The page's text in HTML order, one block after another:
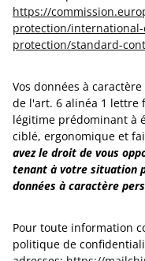
https://
protection/
protection/standard-
Vos données à
de l'art. 6 alinéa 1 lettre
légitime prédominant à
ciblé, ergonomique et
avez le droit de vous
tenant à votre situation
données à caractère
Pour toute information
politique de